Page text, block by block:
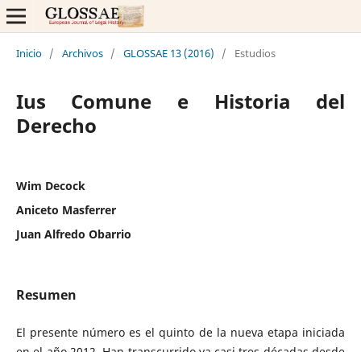
Inicio / Archivos / GLOSSAE 13 (2016) / Estudios
Ius Comune e Historia del
Derecho
Wim Decock
Aniceto Masferrer
Juan Alfredo Obarrio
Resumen
El presente número es el quinto de la nueva etapa iniciada